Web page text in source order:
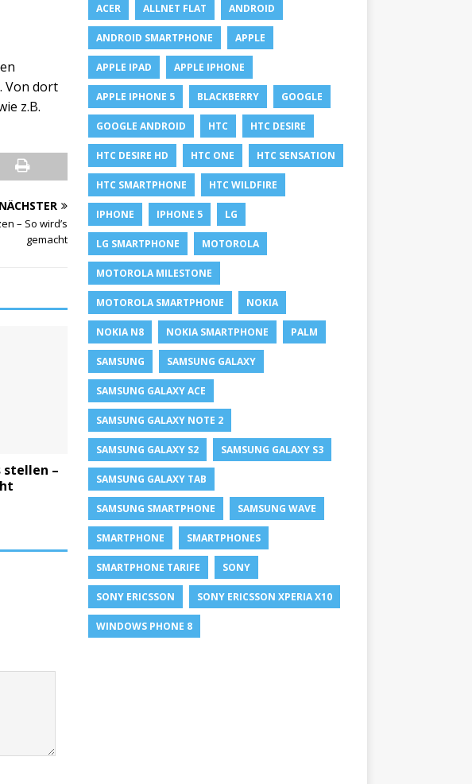
. Von dort
z.B.
NÄCHSTER
– So wird’s
gemacht
stellen –
ACER ALLNET FLAT ANDROID
ANDROID SMARTPHONE APPLE
APPLE IPAD APPLE IPHONE
APPLE IPHONE 5 BLACKBERRY GOOGLE
GOOGLE ANDROID HTC HTC DESIRE
HTC DESIRE HD HTC ONE HTC SENSATION
HTC SMARTPHONE HTC WILDFIRE
IPHONE IPHONE 5 LG
LG SMARTPHONE MOTOROLA
MOTOROLA MILESTONE
MOTOROLA SMARTPHONE NOKIA
NOKIA N8 NOKIA SMARTPHONE PALM
SAMSUNG SAMSUNG GALAXY
SAMSUNG GALAXY ACE
SAMSUNG GALAXY NOTE 2
SAMSUNG GALAXY S2 SAMSUNG GALAXY S3
SAMSUNG GALAXY TAB
SAMSUNG SMARTPHONE SAMSUNG WAVE
SMARTPHONE SMARTPHONES
SMARTPHONE TARIFE SONY
SONY ERICSSON SONY ERICSSON XPERIA X10
WINDOWS PHONE 8